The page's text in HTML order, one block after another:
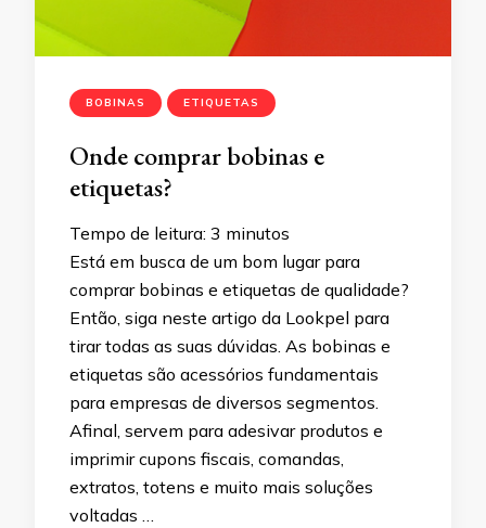
BOBINAS ETIQUETAS
Onde comprar bobinas e
etiquetas?
Tempo de leitura: 3 minutos
Está em busca de um bom lugar para
comprar bobinas e etiquetas de qualidade?
Então, siga neste artigo da Lookpel para
tirar todas as suas dúvidas. As bobinas e
etiquetas são acessórios fundamentais
para empresas de diversos segmentos.
Afinal, servem para adesivar produtos e
imprimir cupons fiscais, comandas,
extratos, totens e muito mais soluções
voltadas …